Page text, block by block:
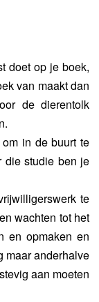
doet op je boek,
van maakt dan
de dierentolk
in de buurt te
die studie ben je
te
wachten tot het
en opmaken en
maar anderhalve
aan moeten